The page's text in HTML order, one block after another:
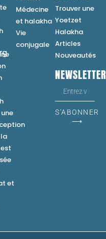
et
Médecine
et halakha
Vie
conjugale
Trouver une
Yoetzet
Halakha
Articles
Nouveautés
S'ABONNER
⟶